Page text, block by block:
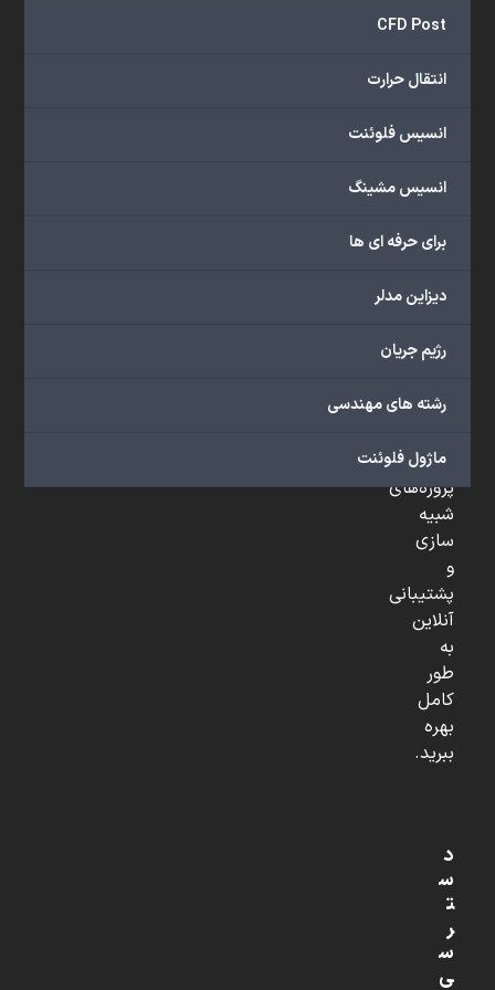
CFD Post
انتقال حرارت
انسیس فلوئنت
انسیس مشینگ
برای حرفه ای ها
دیزاین مدلر
رژیم جریان
رشته های مهندسی
ماژول فلوئنت
...
می‌دهد.
می‌توانید
خدمات
گروه
شامل
آموزشی،
آموزشی،
تخصصی،
پروژه‌های
شبیه
سازی
و
پشتیبانی
آنلاین
به
طور
کامل
بهره
ببرید.
د
س
ت
ر
س
ی